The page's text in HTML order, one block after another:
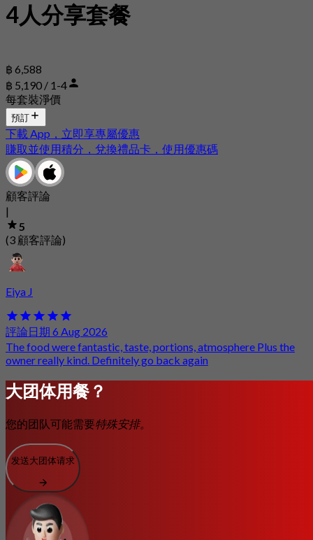
4人分享套餐
฿ 6,588
฿ 5,190 / 1-4
每套裝淨價
預訂
下載 App，立即享專屬優惠
賺取並使用積分，兌換禮品卡，使用優惠碼
顧客評論
|
5
(3 顧客評論)
Eiya J
評論日期 6 Aug 2026
The food were fantastic, taste, portions, atmosphere Plus the
owner really kind. Definitely go back again
大团体用餐？
您的团队可能需要特殊安排。
发送大团体请求